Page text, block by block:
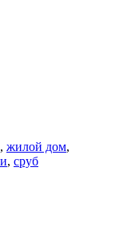
, жилой дом,
, сруб